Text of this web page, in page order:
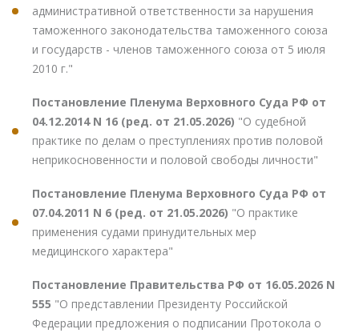
административной ответственности за нарушения
таможенного законодательства таможенного союза
и государств - членов таможенного союза от 5 июля
2010 г."
Постановление Пленума Верховного Суда РФ от
04.12.2014 N 16 (ред. от 21.05.2026) "О судебной
практике по делам о преступлениях против половой
неприкосновенности и половой свободы личности"
Постановление Пленума Верховного Суда РФ от
07.04.2011 N 6 (ред. от 21.05.2026) "О практике
применения судами принудительных мер
медицинского характера"
Постановление Правительства РФ от 16.05.2026 N
555 "О представлении Президенту Российской
Федерации предложения о подписании Протокола о